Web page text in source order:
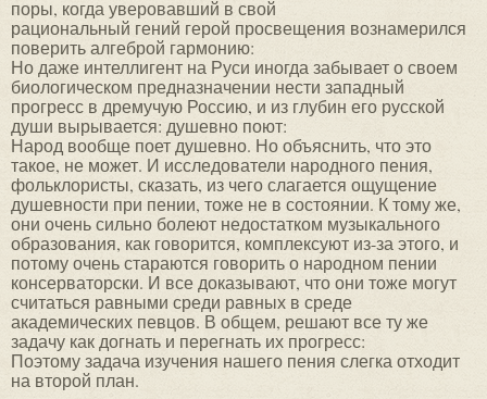
поры, когда уверовавший в свой
рациональный гений герой просвещения вознамерился
поверить алгеброй гармонию:
Но даже интеллигент на Руси иногда забывает о своем
биологическом предназначении нести западный
прогресс в дремучую Россию, и из глубин его русской
души вырывается: душевно поют:
Народ вообще поет душевно. Но объяснить, что это
такое, не может. И исследователи народного пения,
фольклористы, сказать, из чего слагается ощущение
душевности при пении, тоже не в состоянии. К тому же,
они очень сильно болеют недостатком музыкального
образования, как говорится, комплексуют из-за этого, и
потому очень стараются говорить о народном пении
консерваторски. И все доказывают, что они тоже могут
считаться равными среди равных в среде
академических певцов. В общем, решают все ту же
задачу как догнать и перегнать их прогресс:
Поэтому задача изучения нашего пения слегка отходит
на второй план.